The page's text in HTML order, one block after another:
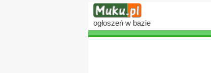
ogłoszeń w bazie